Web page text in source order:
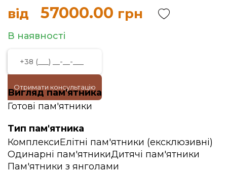
від 57000.00 грн
В наявності
Отримати консультацію
Вигляд пам'ятника
Готові пам'ятники
Тип пам'ятника
КомплексиЕлітні пам'ятники (ексклюзивні)
Одинарні пам'ятникиДитячі пам'ятники
Пам'ятники з янголами